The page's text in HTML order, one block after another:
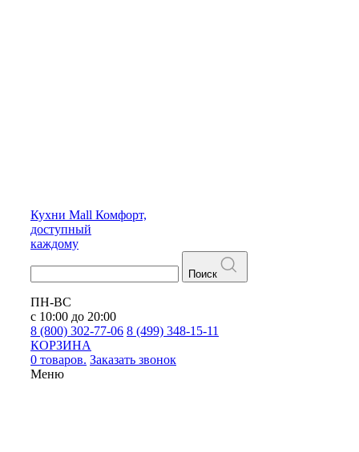
Кухни Mall Комфорт,
доступный
каждому
Поиск
ПН-ВС
с 10:00 до 20:00
8 (800) 302-77-06 8 (499) 348-15-11
КОРЗИНА
0 товаров. Заказать звонок
Меню